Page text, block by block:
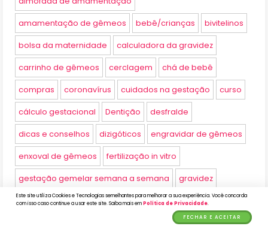
amamentação de gêmeos bebê/crianças bivitelinos
bolsa da maternidade calculadora da gravidez
carrinho de gêmeos cerclagem chá de bebê
compras coronavírus cuidados na gestação curso
cálculo gestacional Dentição desfralde
dicas e conselhos dizigóticos engravidar de gêmeos
enxoval de gêmeos fertilização in vitro
gestação gemelar semana a semana gravidez
gravidez de gêmeos gêmeos di-di gêmeos mono-di
introdução alimentar
Este site utiliza Cookies e Tecnologias semelhantes para melhorar a sua experiência. Você concorda
com isso caso continue a usar este site. Saiba mais emPolítica de Privacidade.
FECHAR E ACEITAR